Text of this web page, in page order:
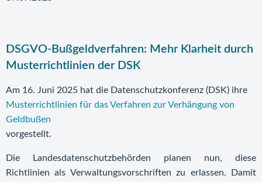
DSGVO-Bußgeldverfahren: Mehr Klarheit durch
Musterrichtlinien der DSK
Am 16. Juni 2025 hat die Datenschutzkonferenz (DSK) ihre
Musterrichtlinien für das Verfahren zur Verhängung von
Geldbußen
vorgestellt.
Die Landesdatenschutzbehörden planen nun, diese
Richtlinien als Verwaltungsvorschriften zu erlassen. Damit